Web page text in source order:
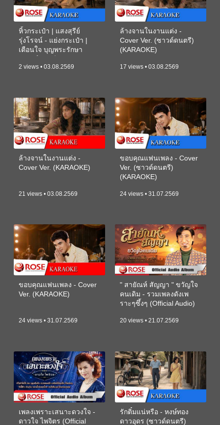
หิ้วกระเป๋า | แสงสุรีย์
รุ่งโรจน์ - แย่งกระเป๋า |
เตือนใจ บุญพระรักษา
2 views • 03.08.2569
ล้างจานในงานแต่ง -
Cover Ver. (ซาวด์ดนตรี)
(KARAOKE)
17 views • 03.08.2569
ล้างจานในงานแต่ง -
Cover Ver. (KARAOKE)
21 views • 03.08.2569
ขอบคุณแฟนเพลง - Cover
Ver. (ซาวด์ดนตรี)
(KARAOKE)
24 views • 31.07.2569
ขอบคุณแฟนเพลง - Cover
Ver. (KARAOKE)
24 views • 31.07.2569
" สายัณห์ สัญญา " ขวัญใจ
คนเดิม - รวมเพลงดังเพ
ราะๆซึ้งๆ (Official Audio)
20 views • 21.07.2569
เพลงเพราะเสนาะดวงใจ -
ดาวใจ ไพจิตร (Official
รักติ๋มแน่หรือ - หงษ์ทอง
ดาวอุดร (ซาวด์ดนตรี)